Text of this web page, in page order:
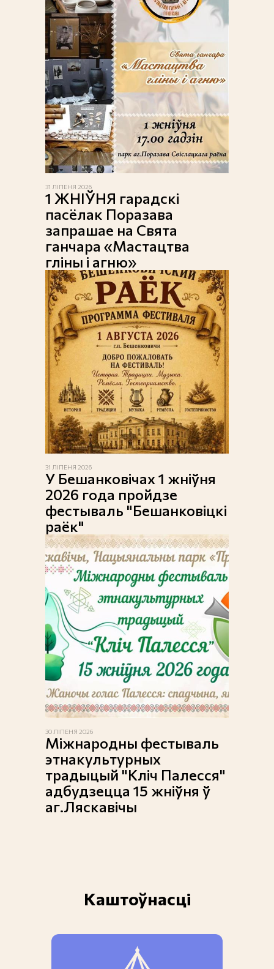
31 ЛІПЕНЯ 2026
1 ЖНІЎНЯ гарадскі
пасёлак Поразава
запрашае на Свята
ганчара «Мастацтва
гліны і агню»
31 ЛІПЕНЯ 2026
У Бешанковічах 1 жніўня
2026 года пройдзе
фестываль "Бешанковіцкі
раёк"
30 ЛІПЕНЯ 2026
Міжнародны фестываль
этнакультурных
традыцый "Кліч Палесся"
адбудзецца 15 жніўня ў
аг.Ляскавічы
Каштоўнасці